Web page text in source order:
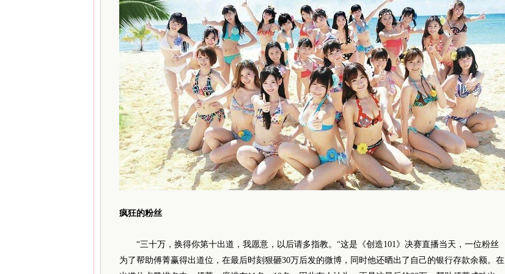
疯狂的粉丝
“三十万，换得你第十出道，我愿意，以后请多指教。“这是《创造101》决赛直播当天，一位粉丝
为了帮助傅菁赢得出道位，在最后时刻狠砸30万后发的微博，同时他还晒出了自己的银行存款余额。在